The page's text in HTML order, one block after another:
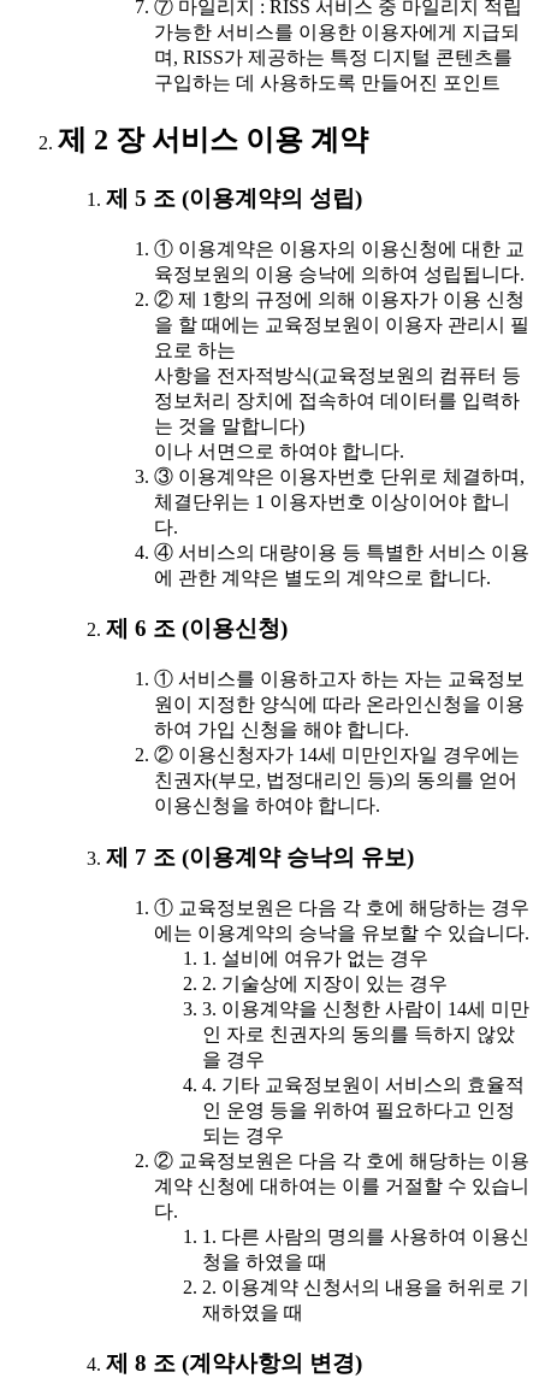
⑦ 마일리지 : RISS 서비스 중 마일리지 적립
가능한 서비스를 이용한 이용자에게 지급되
며, RISS가 제공하는 특정 디지털 콘텐츠를
구입하는 데 사용하도록 만들어진 포인트
제 2 장 서비스 이용 계약
제 5 조 (이용계약의 성립)
① 이용계약은 이용자의 이용신청에 대한 교
육정보원의 이용 승낙에 의하여 성립됩니다.
② 제 1항의 규정에 의해 이용자가 이용 신청
을 할 때에는 교육정보원이 이용자 관리시 필
요로 하는
사항을 전자적방식(교육정보원의 컴퓨터 등
정보처리 장치에 접속하여 데이터를 입력하
는 것을 말합니다)
이나 서면으로 하여야 합니다.
③ 이용계약은 이용자번호 단위로 체결하며,
체결단위는 1 이용자번호 이상이어야 합니
다.
④ 서비스의 대량이용 등 특별한 서비스 이용
에 관한 계약은 별도의 계약으로 합니다.
제 6 조 (이용신청)
① 서비스를 이용하고자 하는 자는 교육정보
원이 지정한 양식에 따라 온라인신청을 이용
하여 가입 신청을 해야 합니다.
② 이용신청자가 14세 미만인자일 경우에는
친권자(부모, 법정대리인 등)의 동의를 얻어
이용신청을 하여야 합니다.
제 7 조 (이용계약 승낙의 유보)
① 교육정보원은 다음 각 호에 해당하는 경우
에는 이용계약의 승낙을 유보할 수 있습니다.
1. 설비에 여유가 없는 경우
2. 기술상에 지장이 있는 경우
3. 이용계약을 신청한 사람이 14세 미만
인 자로 친권자의 동의를 득하지 않았
을 경우
4. 기타 교육정보원이 서비스의 효율적
인 운영 등을 위하여 필요하다고 인정
되는 경우
② 교육정보원은 다음 각 호에 해당하는 이용
계약 신청에 대하여는 이를 거절할 수 있습니
다.
1. 다른 사람의 명의를 사용하여 이용신
청을 하였을 때
2. 이용계약 신청서의 내용을 허위로 기
재하였을 때
제 8 조 (계약사항의 변경)